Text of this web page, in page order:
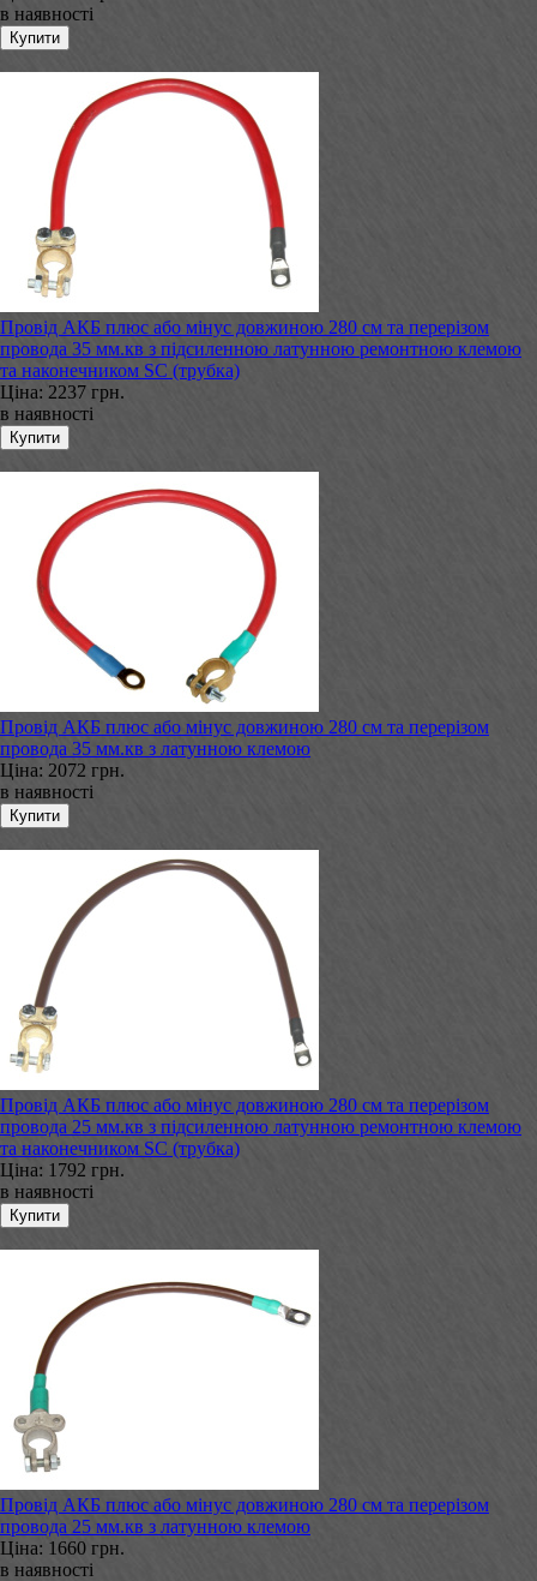
в наявності
Провід АКБ плюс або мінус довжиною 280 см та перерізом
провода 35 мм.кв з підсиленною латунною ремонтною клемою
та наконечником SC (трубка)
Ціна: 2237 грн.
в наявності
Провід АКБ плюс або мінус довжиною 280 см та перерізом
провода 35 мм.кв з латунною клемою
Ціна: 2072 грн.
в наявності
Провід АКБ плюс або мінус довжиною 280 см та перерізом
провода 25 мм.кв з підсиленною латунною ремонтною клемою
та наконечником SC (трубка)
Ціна: 1792 грн.
в наявності
Провід АКБ плюс або мінус довжиною 280 см та перерізом
провода 25 мм.кв з латунною клемою
Ціна: 1660 грн.
в наявності